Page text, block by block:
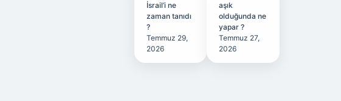
İsrail’i ne
zaman tanıdı
?
Temmuz 29,
2026
aşık
olduğunda ne
yapar ?
Temmuz 27,
2026